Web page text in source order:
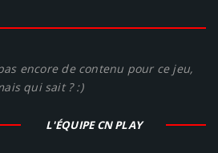
encore de contenu pour ce jeu,
qui sait ? :)
L'ÉQUIPE CN PLAY